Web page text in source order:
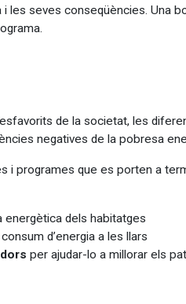
seves conseqüències. Una
de la societat, les
negatives de la pobresa
i programes que es porten a
dels habitatges
d’energia a les llars
per ajudar-lo a millorar els